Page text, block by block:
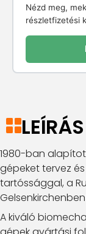
Nézd meg,
részletfizetési
LEÍRÁS
1980-ban
gépeket tervez
tartóssággal, a
A kiváló